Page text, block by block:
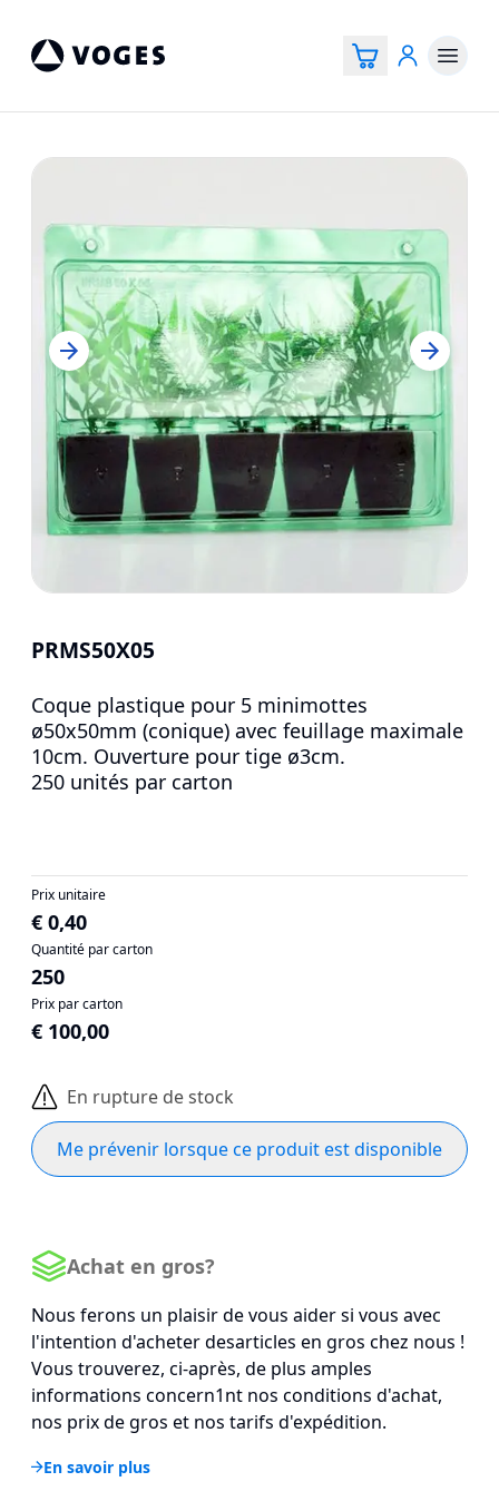
PRMS50X05
Coque plastique pour 5 minimottes
ø50x50mm (conique) avec feuillage maximale
10cm. Ouverture pour tige ø3cm.
250 unités par carton
Prix unitaire
€ 0,40
Quantité par carton
250
Prix par carton
€ 100,00
En rupture de stock
Me prévenir lorsque ce produit est disponible
Achat en gros?
Nous ferons un plaisir de vous aider si vous avec
l'intention d'acheter desarticles en gros chez nous !
Vous trouverez, ci-après, de plus amples
informations concern1nt nos conditions d'achat,
nos prix de gros et nos tarifs d'expédition.
En savoir plus